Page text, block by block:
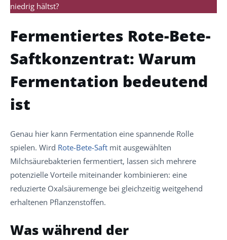
niedrig hältst?
Fermentiertes Rote-Bete-
Saftkonzentrat: Warum
Fermentation bedeutend
ist
Genau hier kann Fermentation eine spannende Rolle
spielen. Wird Rote-Bete-Saft mit ausgewählten
Milchsäurebakterien fermentiert, lassen sich mehrere
potenzielle Vorteile miteinander kombinieren: eine
reduzierte Oxalsäuremenge bei gleichzeitig weitgehend
erhaltenen Pflanzenstoffen.
Was während der